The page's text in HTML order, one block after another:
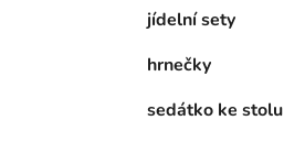
jídelní sety
hrnečky
sedátko ke stolu